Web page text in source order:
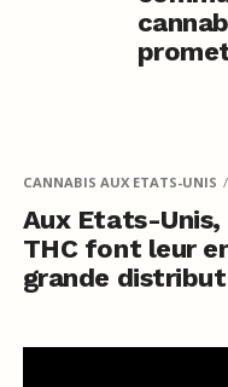
CANNABIS AUX ETATS-UNIS
Aux Etats-Unis,
THC font leur
grande